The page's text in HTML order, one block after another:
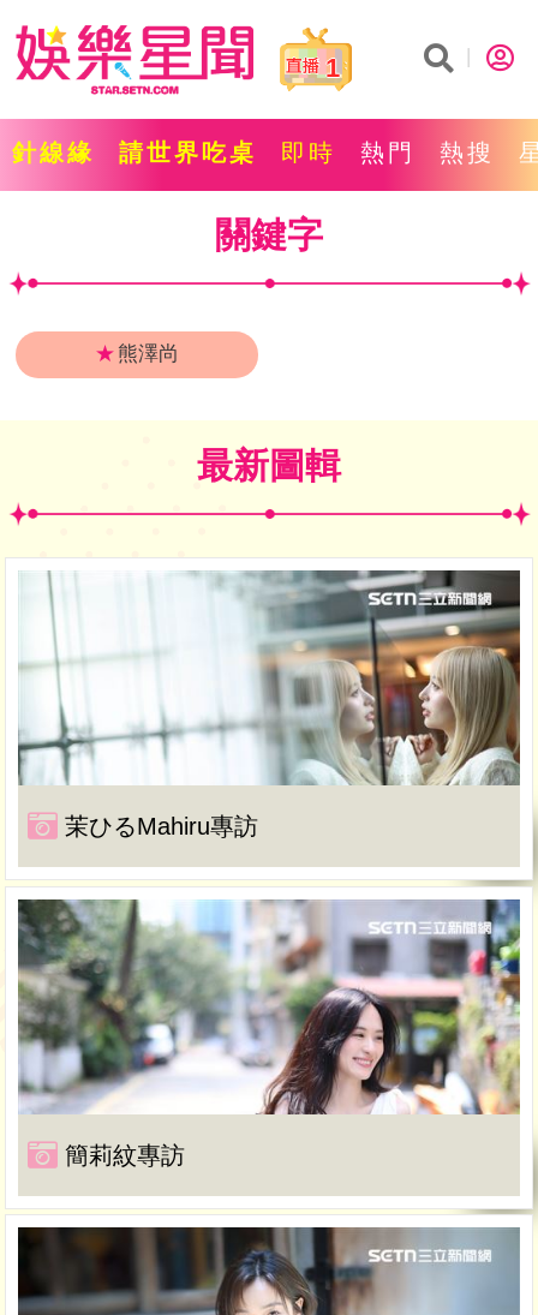
1
針線緣 請世界吃桌 即時 熱門 熱搜
關鍵字
★ 熊澤尚
最新圖輯
茉ひるMahiru專訪
簡莉紋專訪